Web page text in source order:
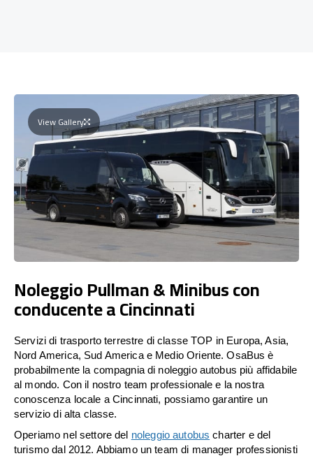
View Gallery
Noleggio Pullman & Minibus con
conducente a Cincinnati
Servizi di trasporto terrestre di classe TOP in Europa, Asia,
Nord America, Sud America e Medio Oriente. OsaBus è
probabilmente la compagnia di noleggio autobus più affidabile
al mondo. Con il nostro team professionale e la nostra
conoscenza locale a Cincinnati, possiamo garantire un
servizio di alta classe.
Operiamo nel settore del noleggio autobus charter e del
turismo dal 2012. Abbiamo un team di manager professionisti